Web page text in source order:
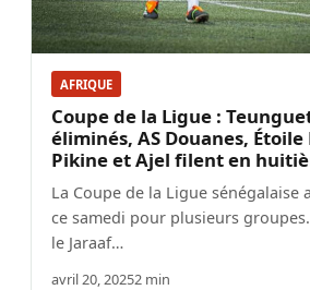
AFRIQUE
Coupe de la Ligue :
éliminés, AS Douanes,
Pikine et Ajel filent en
La Coupe de la Ligue sénégalaise
ce samedi pour plusieurs
le Jaraaf…
avril 20, 20252 min